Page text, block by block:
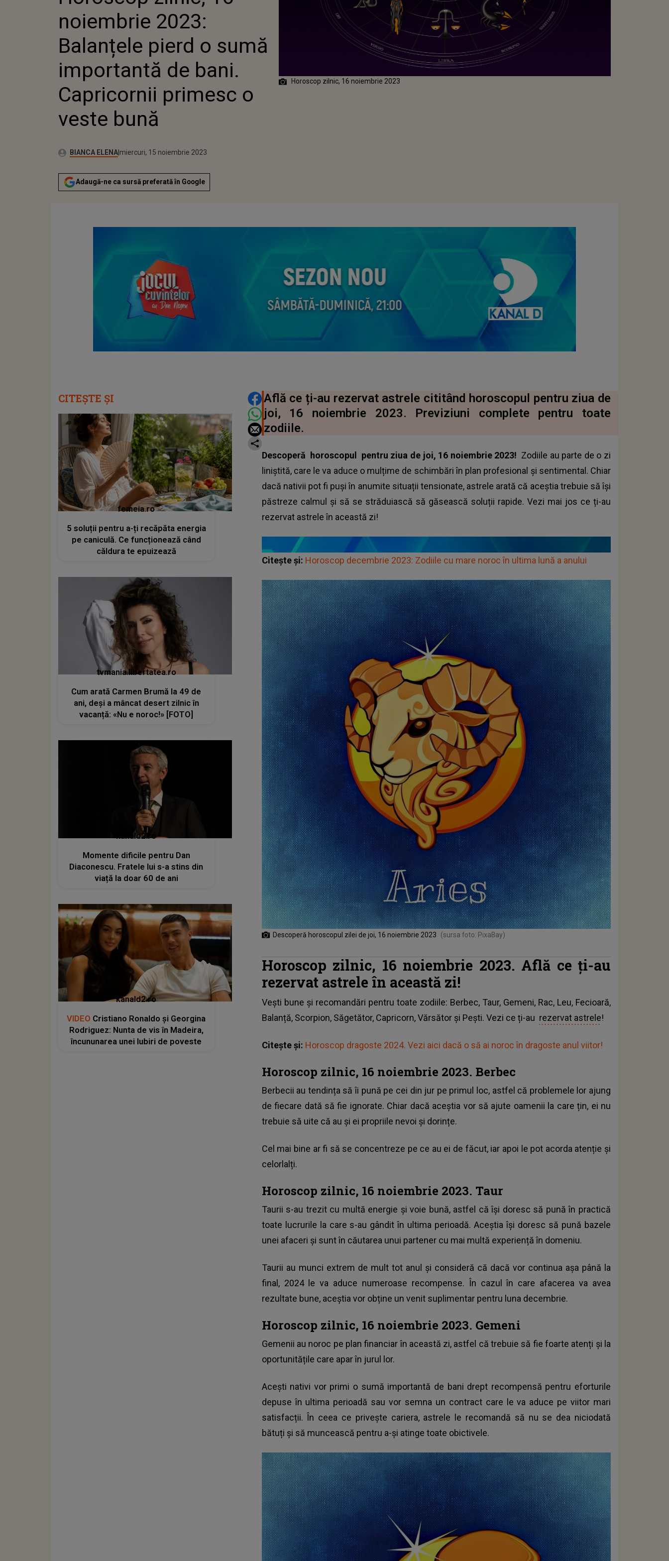
CAPRICORNII PRIMESC O VESTE
BUNĂ
noiembrie 2023:
Balanțele pierd o sumă
importantă de bani.
Capricornii primesc o
veste bună
Autor:BIANCA ELENA Publicat:
miercuri, 15 noiembrie 2023
Adaugă-ne ca sursă preferată în Google
Horoscop zilnic, 16 noiembrie 2023
DISTRIBUIE ARTICOLUL
Află ce ți-au rezervat astrele cititând horoscopul pentru ziua de
joi, 16 noiembrie 2023. Previziuni complete pentru toate
zodiile.
Descoperă horoscopul pentru ziua de joi, 16 noiembrie 2023! Zodiile au parte de o zi
liniștită, care le va aduce o mulțime de schimbări în plan profesional și sentimental. Chiar
dacă nativii pot fi puși în anumite situații tensionate, astrele arată că aceștia trebuie să își
păstreze calmul și să se străduiască să găsească soluții rapide. Vezi mai jos ce ți-au
rezervat astrele în această zi!
Citește și: Horoscop decembrie 2023: Zodiile cu mare noroc în ultima lună a anului
Descoperă horoscopul zilei de joi, 16 noiembrie 2023 (sursa foto: PixaBay)
Horoscop zilnic, 16 noiembrie 2023. Află ce ți-au
rezervat astrele în această zi!
Vești bune și recomandări pentru toate zodiile: Berbec, Taur, Gemeni, Rac, Leu, Fecioară,
Balanță, Scorpion, Săgetător, Capricorn, Vărsător și Pești. Vezi ce ți-au rezervat astrele!
Citește și: Horoscop dragoste 2024. Vezi aici dacă o să ai noroc în dragoste anul viitor!
Horoscop zilnic, 16 noiembrie 2023. Berbec
Berbecii au tendința să îi pună pe cei din jur pe primul loc, astfel că problemele lor ajung
de fiecare dată să fie ignorate. Chiar dacă aceștia vor să ajute oamenii la care țin, ei nu
trebuie să uite că au și ei propriile nevoi și dorințe.
Cel mai bine ar fi să se concentreze pe ce au ei de făcut, iar apoi le pot acorda atenție și
celorlalți.
Horoscop zilnic, 16 noiembrie 2023. Taur
Taurii s-au trezit cu multă energie și voie bună, astfel că își doresc să pună în practică
toate lucrurile la care s-au gândit în ultima perioadă. Aceștia își doresc să pună bazele
unei afaceri și sunt în căutarea unui partener cu mai multă experiență în domeniu.
Taurii au munci extrem de mult tot anul și consideră că dacă vor continua așa până la
final, 2024 le va aduce numeroase recompense. În cazul în care afacerea va avea
rezultate bune, aceștia vor obține un venit suplimentar pentru luna decembrie.
Horoscop zilnic, 16 noiembrie 2023. Gemeni
Gemenii au noroc pe plan financiar în această zi, astfel că trebuie să fie foarte atenți și la
oportunitățile care apar în jurul lor.
Acești nativi vor primi o sumă importantă de bani drept recompensă pentru eforturile
depuse în ultima perioadă sau vor semna un contract care le va aduce pe viitor mari
satisfacții. În ceea ce privește cariera, astrele le recomandă să nu se dea niciodată
bătuți și să muncească pentru a-și atinge toate obictivele.
CITEȘTE ȘI
femeia.ro
5 soluții pentru a-ți recăpăta energia
pe caniculă. Ce funcționează când
căldura te epuizează
tvmania.libertatea.ro
Cum arată Carmen Brumă la 49 de
ani, deși a mâncat desert zilnic în
vacanță: «Nu e noroc!» [FOTO]
kanald2.ro
Momente dificile pentru Dan
Diaconescu. Fratele lui s-a stins din
viață la doar 60 de ani
kanald2.ro
VIDEO Cristiano Ronaldo și Georgina
Rodriguez: Nunta de vis în Madeira,
încununarea unei Iubiri de poveste